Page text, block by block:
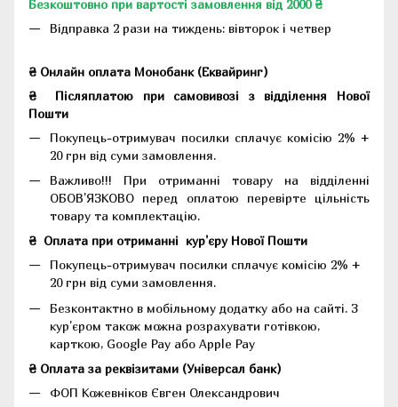
Безкоштовно при вартості замовлення від 2000 ₴
Відправка 2 рази на тиждень: вівторок і четвер
₴ Онлайн оплата Монобанк (Еквайринг)
₴
Післяплатою при самовивозі з відділення Нової
Пошти
Покупець-отримувач посилки сплачує комісію 2% +
20 грн від суми замовлення.
Важливо!!! При отриманні товару на відділенні
ОБОВ'ЯЗКОВО перед оплатою перевірте цільність
товару та комплектацію.
₴ Оплата при отриманні кур'єру Нової Пошти
Покупець-отримувач посилки сплачує комісію 2% +
20 грн від суми замовлення.
Безконтактно в мобільному додатку або на сайті. З
кур'єром також можна розрахувати готівкою,
карткою, Google Pay або Apple Pay
₴ Оплата за реквізитами (Універсал банк)
ФОП Кожевніков Євген Олександрович